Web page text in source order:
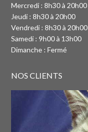
Mercredi : 8h30 à 20h00
Jeudi : 8h30 à 20h00
Vendredi : 8h30 à 20h00
Samedi : 9h00 à 13h00
Dimanche : Fermé
NOS CLIENTS